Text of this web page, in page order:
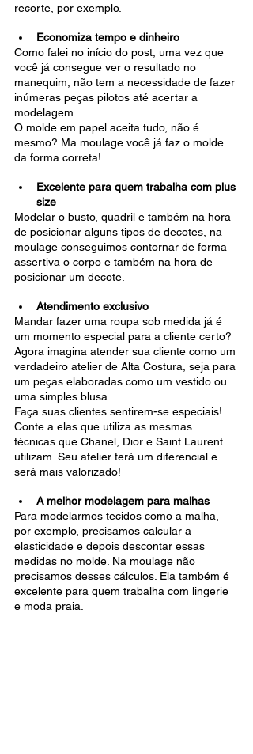
recorte, por exemplo.
Economiza tempo e dinheiro
Como falei no início do post, uma vez que
você já consegue ver o resultado no
manequim, não tem a necessidade de fazer
inúmeras peças pilotos até acertar a
modelagem.
O molde em papel aceita tudo, não é
mesmo? Ma moulage você já faz o molde
da forma correta!
Excelente para quem trabalha com plus
size
Modelar o busto, quadril e também na hora
de posicionar alguns tipos de decotes, na
moulage conseguimos contornar de forma
assertiva o corpo e também na hora de
posicionar um decote.
Atendimento exclusivo
Mandar fazer uma roupa sob medida já é
um momento especial para a cliente certo?
Agora imagina atender sua cliente como um
verdadeiro atelier de Alta Costura, seja para
um peças elaboradas como um vestido ou
uma simples blusa.
Faça suas clientes sentirem-se especiais!
Conte a elas que utiliza as mesmas
técnicas que Chanel, Dior e Saint Laurent
utilizam. Seu atelier terá um diferencial e
será mais valorizado!
A melhor modelagem para malhas
Para modelarmos tecidos como a malha,
por exemplo, precisamos calcular a
elasticidade e depois descontar essas
medidas no molde. Na moulage não
precisamos desses cálculos. Ela também é
excelente para quem trabalha com lingerie
e moda praia.